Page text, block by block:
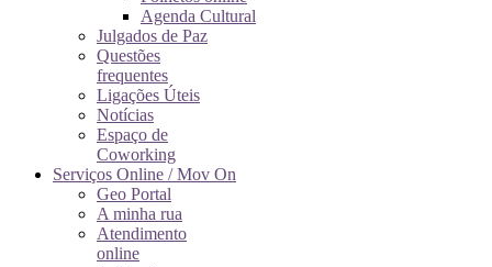
Agenda Cultural
Julgados de Paz
Questões
frequentes
Ligações Úteis
Notícias
Espaço de
Coworking
Serviços Online / Mov On
Geo Portal
A minha rua
Atendimento
online